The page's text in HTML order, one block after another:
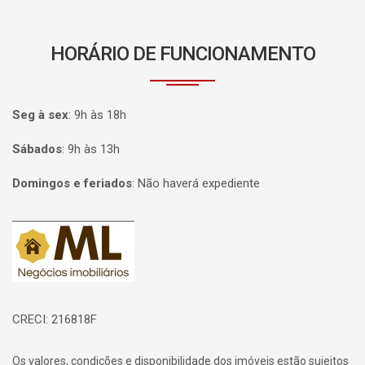
HORÁRIO DE FUNCIONAMENTO
Seg à sex: 9h às 18h
Sábados: 9h às 13h
Domingos e feriados: Não haverá expediente
Página inicial
CRECI: 216818F
Os valores, condições e disponibilidade dos imóveis estão sujeitos